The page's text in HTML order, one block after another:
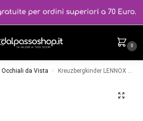
0
Occhiali da Vista / Kreuzbergkinder LENNOX colore C4